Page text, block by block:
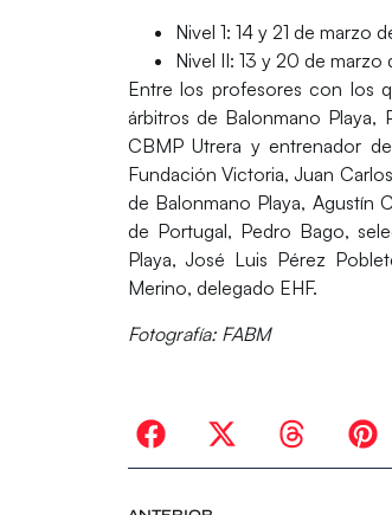
Nivel 1: 14 y 21 de marzo
Nivel II: 13 y 20 de marzo
Entre los profesores con los
árbitros de Balonmano Playa,
CBMP Utrera y entrenador
Fundación Victoria,Juan
de Balonmano Playa, Agustín
de Portugal, Pedro Bago,
Playa,José Luis Pérez
Merino, delegado EHF.
Fotografía: FABM